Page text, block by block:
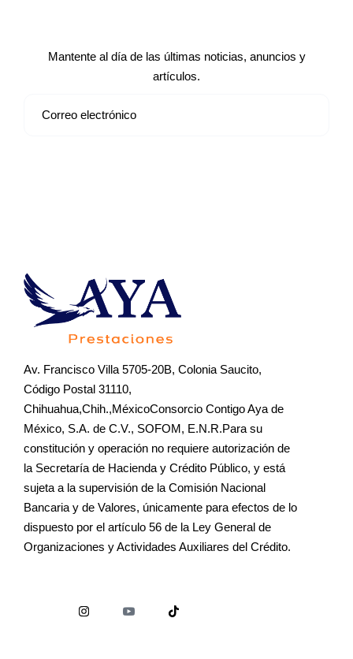
Mantente al día de las últimas noticias, anuncios y
artículos.
Av. Francisco Villa 5705-20B, Colonia Saucito,
Código Postal 31110,
Chihuahua,Chih.,MéxicoConsorcio Contigo Aya de
México, S.A. de C.V., SOFOM, E.N.R.Para su
constitución y operación no requiere autorización de
la Secretaría de Hacienda y Crédito Público, y está
sujeta a la supervisión de la Comisión Nacional
Bancaria y de Valores, únicamente para efectos de lo
dispuesto por el artículo 56 de la Ley General de
Organizaciones y Actividades Auxiliares del Crédito.